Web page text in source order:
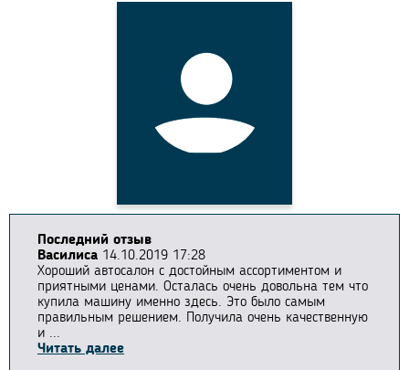
Последний отзыв
Василиса 14.10.2019 17:28
Хороший автосалон с достойным ассортиментом и
приятными ценами. Осталась очень довольна тем что
купила машину именно здесь. Это было самым
правильным решением. Получила очень качественную
и ...
Читать далее